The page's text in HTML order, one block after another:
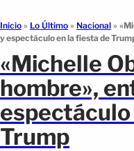
Inicio » Lo Último » Nacional »
y espectáculo en la fiesta de
«Michelle
hombre»,
Trump